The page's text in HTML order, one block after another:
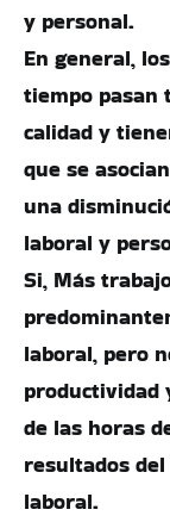
y personal.
En general,
tiempo pasan
calidad y
que se
una
laboral y
Si, Más
laboral, pero
productividad
de las horas
resultados
laboral.